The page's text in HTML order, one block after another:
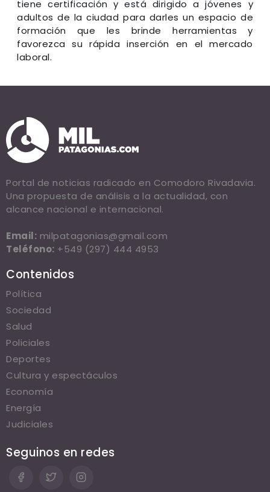
tiene certificación y está dirigido a jóvenes y
adultos de la ciudad para darles un espacio de
formación que les brinde herramientas y
favorezca su rápida inserción en el mercado
laboral.
Portal de noticias radicado en Comodoro Rivadavia.
Una propuesta de análisis a la actualidad, con
alcance nacional e internacional.
Email: milpatagonias@gmail.com
Teléfono: +549 (297) 444 4953
Contenidos
Política
Sociedad
Salud
Policiales
Deportes
Cultura y espectáculos
Economía
Energía
Judiciales
Seguinos en redes